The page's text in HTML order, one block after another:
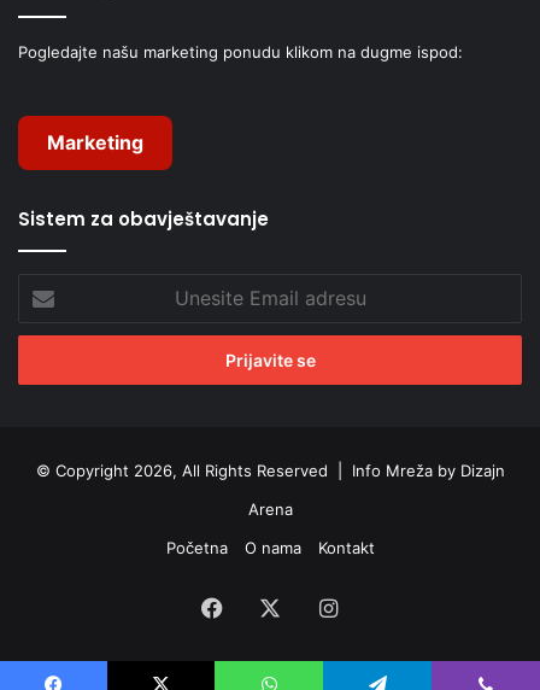
Pogledajte našu marketing ponudu klikom na dugme ispod:
Marketing
Sistem za obavještavanje
Email
adresu
© Copyright 2026, All Rights Reserved | Info Mreža by Dizajn
Arena
Početna
O nama Kontakt
Facebook Instagram